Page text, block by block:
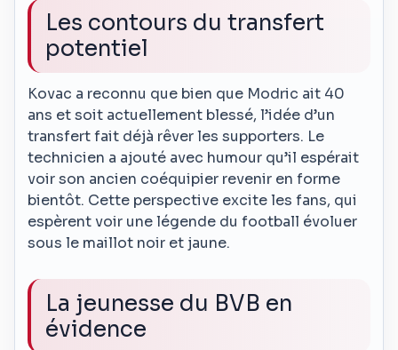
Les contours du transfert
potentiel
Kovac a reconnu que bien que Modric ait 40
ans et soit actuellement blessé, l’idée d’un
transfert fait déjà rêver les supporters. Le
technicien a ajouté avec humour qu’il espérait
voir son ancien coéquipier revenir en forme
bientôt. Cette perspective excite les fans, qui
espèrent voir une légende du football évoluer
sous le maillot noir et jaune.
La jeunesse du BVB en
évidence